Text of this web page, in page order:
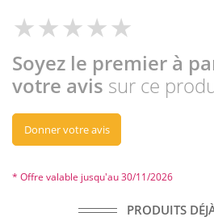
Soyez le premier à
votre avis sur ce
Donner votre avis
* Offre valable jusqu'au 30/11/2026
PRODUITS